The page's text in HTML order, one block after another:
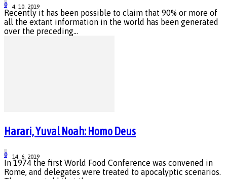
4. 10. 2019
0
Recently it has been possible to claim that 90% or more of
all the extant information in the world has been generated
over the preceding...
Harari, Yuval Noah: Homo Deus
14. 6. 2019
0
In 1974 the first World Food Conference was convened in
Rome, and delegates were treated to apocalyptic scenarios.